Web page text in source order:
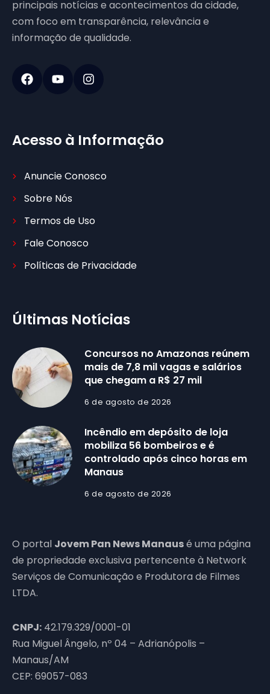
principais notícias e acontecimentos da cidade,
com foco em transparência, relevância e
informação de qualidade.
Acesso à Informação
Anuncie Conosco
Sobre Nós
Termos de Uso
Fale Conosco
Políticas de Privacidade
Últimas Notícias
Concursos no Amazonas reúnem
mais de 7,8 mil vagas e salários
que chegam a R$ 27 mil
6 de agosto de 2026
Incêndio em depósito de loja
mobiliza 56 bombeiros e é
controlado após cinco horas em
Manaus
6 de agosto de 2026
O portal Jovem Pan News Manausé uma página
de propriedade exclusiva pertencente à Network
Serviços de Comunicação e Produtora de Filmes
LTDA.
CNPJ: 42.179.329/0001-01
Rua Miguel Ângelo, nº 04 – Adrianópolis –
Manaus/AM
CEP: 69057-083